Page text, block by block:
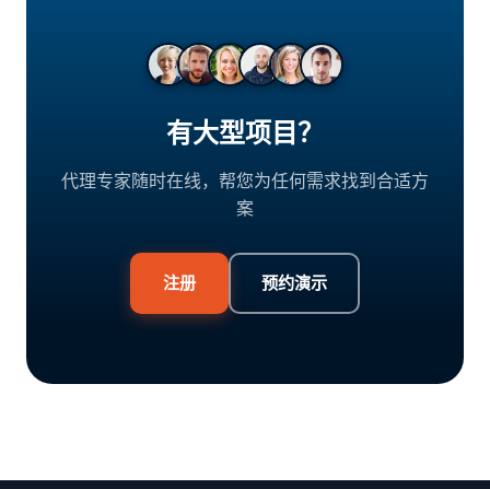
有大型项目？
代理专家随时在线，帮您为任何需求找到合适方
案
注册 预约演示